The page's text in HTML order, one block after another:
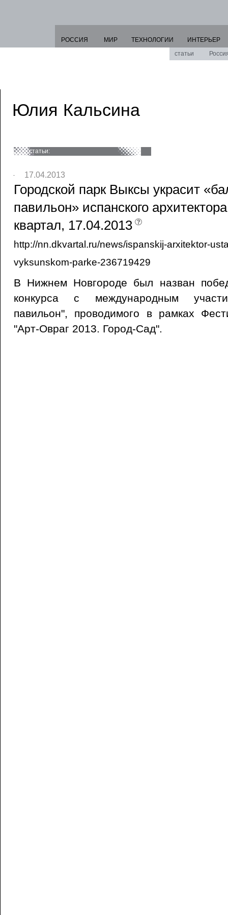
РОССИЯ МИР ТЕХНОЛОГИИ
ИНТЕРЬЕР
статьи
Юлия Кальсина
статьи:
17.04.2013
Городской парк Выксы украсит
павильон» испанского
квартал, 17.04.2013
http://nn.dkvartal.ru/news/ispanskij-arxitektor-
vyksunskom-parke-236719429
В Нижнем Новгороде был назван
конкурса с международным
павильон", проводимого в рамках
"Арт-Овраг 2013. Город-Сад".